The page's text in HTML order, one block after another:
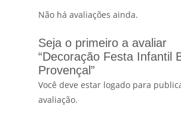
Não há avaliações ainda.
Seja o primeiro a avaliar
“Decoração Festa Infantil
Provençal”
Você deve estar logado para
avaliação.